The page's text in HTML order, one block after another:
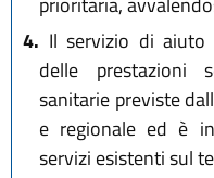
4. Il servizio di aiuto
delle prestazioni
sanitarie previste
e regionale ed è
servizi esistenti sul